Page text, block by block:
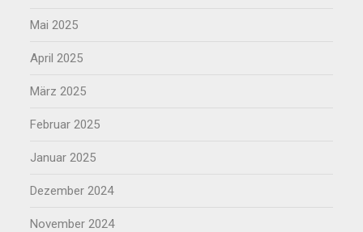
Mai 2025
April 2025
März 2025
Februar 2025
Januar 2025
Dezember 2024
November 2024